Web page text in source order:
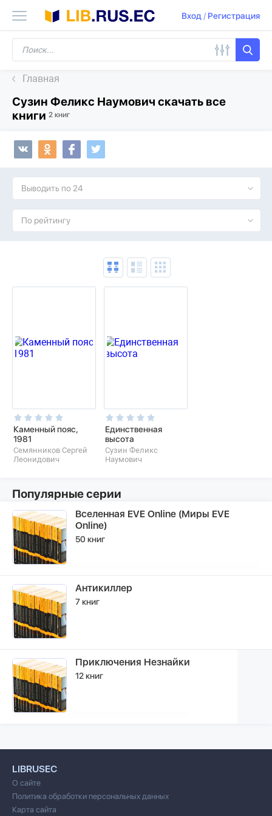
Вход/ Регистрация
Главная
Сузин Феликс Наумович скачать все
книги 2 книг
Выводить по 24
По рейтингу
Каменный пояс,
1981
Семянников Сергей
Леонидович
Единственная
высота
Сузин Феликс
Наумович
Популярные серии
Вселенная EVE Online (Миры EVE
Online)
50 книг
Антикиллер
7 книг
Приключения Незнайки
12 книг
LIBRUSEC
О сайте
Политика обработки персональных данных
Карта сайта